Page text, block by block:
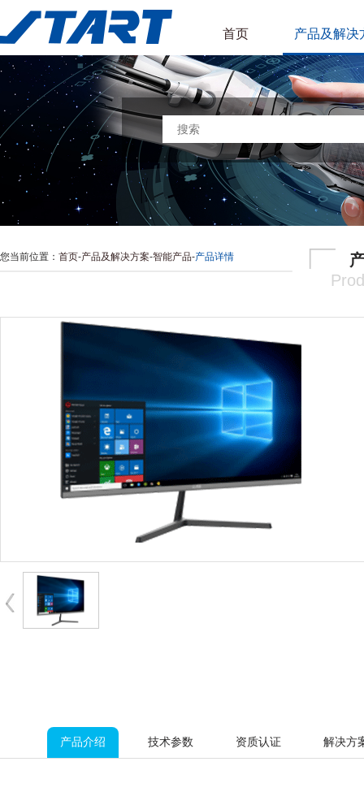
首页 产品及解决
您当前位置： 首页-产品及解决方案-智能产品-产品详情
产品介绍 技术参数 资质认证 解决方